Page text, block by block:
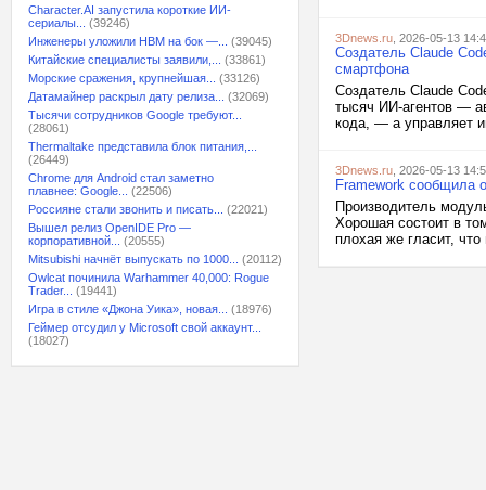
Character.AI запустила короткие ИИ-
сериалы...
(39246)
Инженеры уложили HBM на бок —...
(39045)
Китайские специалисты заявили,...
(33861)
Морские сражения, крупнейшая...
(33126)
Датамайнер раскрыл дату релиза...
(32069)
Тысячи сотрудников Google требуют...
(28061)
Thermaltake представила блок питания,...
(26449)
Chrome для Android стал заметно
плавнее: Google...
(22506)
Россияне стали звонить и писать...
(22021)
Вышел релиз OpenIDE Pro —
корпоративной...
(20555)
Mitsubishi начнёт выпускать по 1000...
(20112)
Owlcat починила Warhammer 40,000: Rogue
Trader...
(19441)
Игра в стиле «Джона Уика», новая...
(18976)
Геймер отсудил у Microsoft свой аккаунт...
(18027)
3Dnews.ru , 2026-05-13
Создатель Claude
смартфона
Создатель Claude
тысяч ИИ-агентов —
кода, — а управляет
3Dnews.ru , 2026-05-13
Framework сообщила
Производитель
Хорошая состоит в
плохая же гласит,